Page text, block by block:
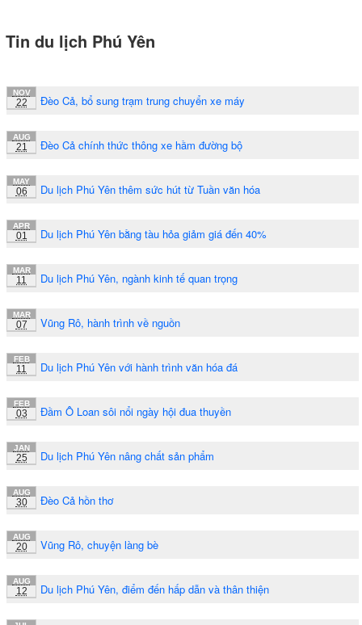
Tin du lịch Phú Yên
NOV
22 Đèo Cả, bổ sung trạm trung chuyển xe máy
AUG
21 Đèo Cả chính thức thông xe hầm đường bộ
MAY
06 Du lịch Phú Yên thêm sức hút từ Tuần văn hóa
APR
01 Du lịch Phú Yên bằng tàu hỏa giảm giá đến 40%
MAR
11 Du lịch Phú Yên, ngành kinh tế quan trọng
MAR
07 Vũng Rô, hành trình về nguồn
FEB
11 Du lịch Phú Yên với hành trình văn hóa đá
FEB
03 Đầm Ô Loan sôi nổi ngày hội đua thuyền
JAN
25 Du lịch Phú Yên nâng chất sản phẩm
AUG
30 Đèo Cả hồn thơ
AUG
20 Vũng Rô, chuyện làng bè
AUG
12 Du lịch Phú Yên, điểm đến hấp dẫn và thân thiện